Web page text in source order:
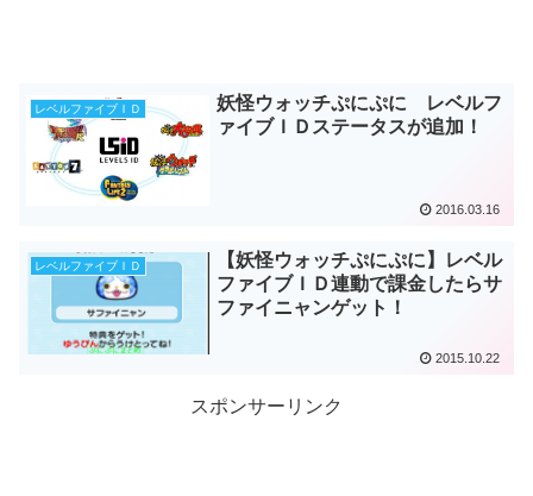
レベルファイブＩＤ
妖怪ウォッチぷにぷに レベルフ
ァイブＩＤステータスが追加！
2016.03.16
レベルファイブＩＤ
【妖怪ウォッチぷにぷに】レベル
ファイブＩＤ連動で課金したらサ
ファイニャンゲット！
2015.10.22
スポンサーリンク